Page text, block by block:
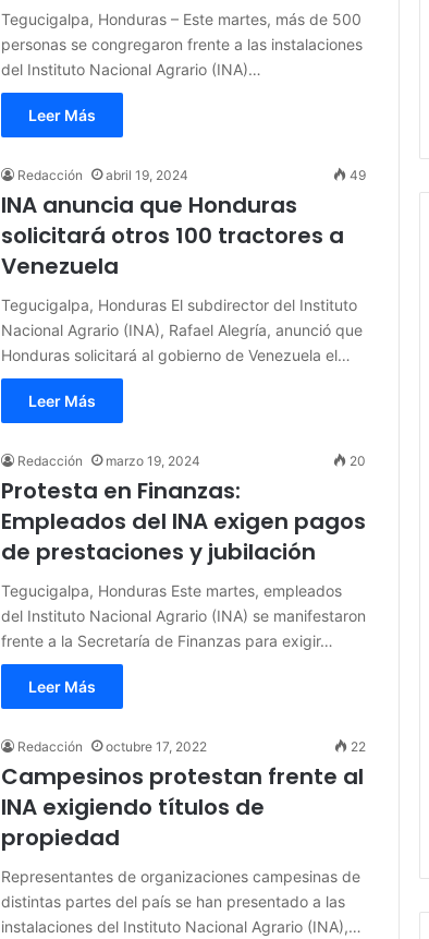
Tegucigalpa, Honduras – Este martes, más de 500
personas se congregaron frente a las instalaciones
del Instituto Nacional Agrario (INA)…
Leer Más
Redacción abril 19, 2024 49
INA anuncia que Honduras
solicitará otros 100 tractores a
Venezuela
Tegucigalpa, Honduras El subdirector del Instituto
Nacional Agrario (INA), Rafael Alegría, anunció que
Honduras solicitará al gobierno de Venezuela el…
Leer Más
Redacción marzo 19, 2024 20
Protesta en Finanzas:
Empleados del INA exigen pagos
de prestaciones y jubilación
Tegucigalpa, Honduras Este martes, empleados
del Instituto Nacional Agrario (INA) se manifestaron
frente a la Secretaría de Finanzas para exigir…
Leer Más
Redacción octubre 17, 2022 22
Campesinos protestan frente al
INA exigiendo títulos de
propiedad
Representantes de organizaciones campesinas de
distintas partes del país se han presentado a las
instalaciones del Instituto Nacional Agrario (INA),…